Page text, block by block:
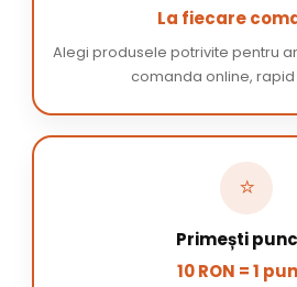
La fiecare
Alegi produsele potrivite pentru
comanda online, rapid
⭐
Primești
10 RON = 1